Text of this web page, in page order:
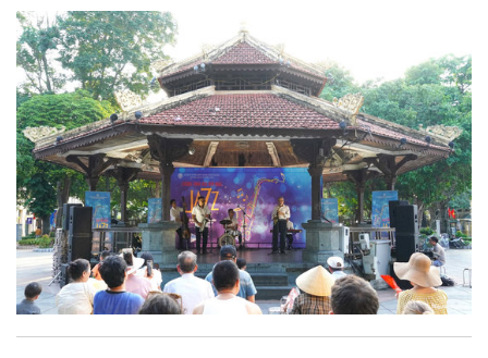
nhận mới về Hà Nội. Điểm nhấn của chương trình là ca khúc “Hà
Nội mùa thu” của nhạc sĩ Vũ Thanh đã đưa hình ảnh Thủ đô
hiện lên bằng vẻ đẹp tinh tế, giàu chiều sâu văn hóa, qua đó
khẳng định vai trò của nghệ thuật trong việc kiến tạo không
gian văn hóa cộng đồng và lan tỏa những giá trị bền vững của
thành phố.